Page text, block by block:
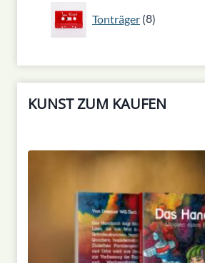
Tonträger 8
Produkte
KUNST ZUM KAUFEN